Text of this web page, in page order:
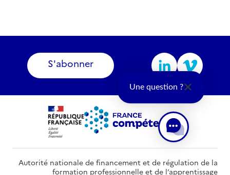
S'abonner
Autorité nationale de financement et de régulation de la
formation professionnelle et de l’apprentissage
Une question ?